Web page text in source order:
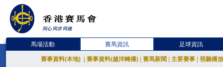
馬場活動 賽馬資訊 足球資訊
賽事資料(本地) 賽事資料(越洋轉播) 賽馬新聞 主要賽事 視聽播